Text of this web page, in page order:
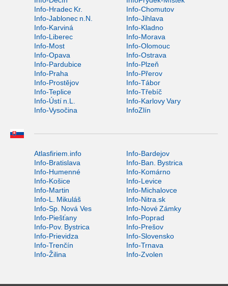
Info-Hradec Kr.
Info-Chomutov
Info-Jablonec n.N.
Info-Jihlava
Info-Karviná
Info-Kladno
Info-Liberec
Info-Morava
Info-Most
Info-Olomouc
Info-Opava
Info-Ostrava
Info-Pardubice
Info-Plzeň
Info-Praha
Info-Přerov
Info-Prostějov
Info-Tábor
Info-Teplice
Info-Třebíč
Info-Ústí n.L.
Info-Karlovy Vary
Info-Vysočina
InfoZlín
Atlasfiriem.info
Info-Bardejov
Info-Bratislava
Info-Ban. Bystrica
Info-Humenné
Info-Komárno
Info-Košice
Info-Levice
Info-Martin
Info-Michalovce
Info-L. Mikuláš
Info-Nitra.sk
Info-Sp. Nová Ves
Info-Nové Zámky
Info-Piešťany
Info-Poprad
Info-Pov. Bystrica
Info-Prešov
Info-Prievidza
Info-Slovensko
Info-Trenčín
Info-Trnava
Info-Žilina
Info-Zvolen